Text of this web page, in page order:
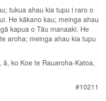
tukua ahau kia tupu i raro o
He kākano kau; meinga ahau
kapua o Tāu manaaki. He
aroha; meinga ahau kia tupu
ko Koe te Rauaroha-Katoa,
#10211